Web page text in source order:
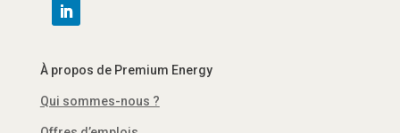
À propos de Premium Energy
Qui sommes-nous ?